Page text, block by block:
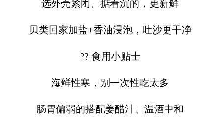
选外壳紧闭、掂着沉的，更新鲜
贝类回家加盐+香油浸泡，吐沙更干净
?? 食用小贴士
海鲜性寒，别一次性吃太多
肠胃偏弱的搭配姜醋汁、温酒中和